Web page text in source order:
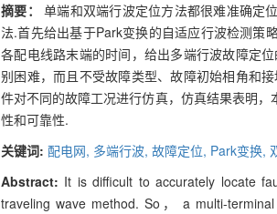
摘要： 单端和双端行波定位方法都很难准确定
法.首先给出基于Park变换的自适应行波检测策
各配电线路末端的时间，给出多端行波故障定
别困难，而且不受故障类型、故障初始相角和
件对不同的故障工况进行仿真，仿真结果表明
性和可靠性.
关键词: 配电网, 多端行波, 故障定位, Park变换,
Abstract: It is difficult to accurately locate
traveling wave method. So， a multi-